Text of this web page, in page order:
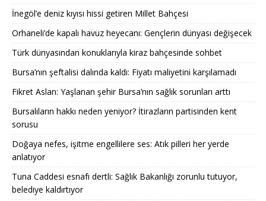
İnegöl’e deniz kıyısı hissi getiren Millet Bahçesi
Orhaneli’de kapalı havuz heyecanı: Gençlerin dünyası değişecek
Türk dünyasından konuklarıyla kiraz bahçesinde sohbet
Bursa’nın şeftalisi dalında kaldı: Fiyatı maliyetini karşılamadı
Fikret Aslan: Yaşlanan şehir Bursa’nın sağlık sorunları arttı
Bursalıların hakkı neden yeniyor? İtirazların partisinden kent
sorusu
Doğaya nefes, işitme engellilere ses: Atık pilleri her yerde
anlatıyor
Tuna Caddesi esnafı dertli: Sağlık Bakanlığı zorunlu tutuyor,
belediye kaldırtıyor